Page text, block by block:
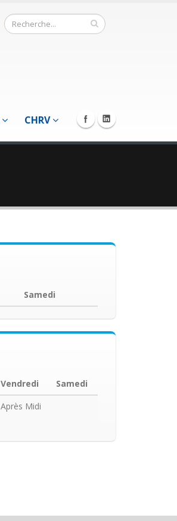
CHRV
Samedi
Vendredi
Samedi
Après Midi